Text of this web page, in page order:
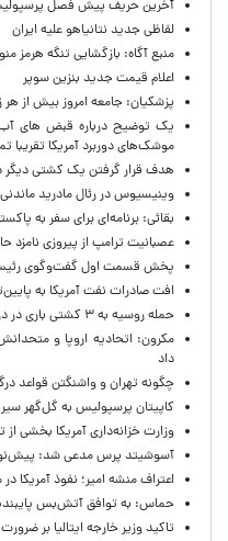
آخرین حریف پیش فصل
لفاظی جدید نتانیاهو علیه ایران
منبع آگاه: بازگشایی تنگه هرمز
اعلام قیمت جدید بنزین سوپر
پزشکیان: جامعه امروز بیش از هر
یک توضیح درباره قبض های آب
موشک‌های دوربرد آمریکا تقریبا
هدف قرار گرفتن یک کشتی
وینیسیوس در رئال مادرید
بقائی: برنامه‌ای برای سفر به
عصبانیت ترامپ از پیروزی
پخش قسمت اول گفت‌وگوی
افت صادرات نفت آمریکا به پایین‌ترین
حمله روسیه به ۳ کشتی باری در دریای سیاه
مکرون: اتحادیه اروپا و
داد
چگونه تهران و واشنگتن قواعد
کاپیتان پرسپولیس به گل‌گهر
وزارت خزانه‌داری آمریکا بخشی از
آسوشیتد پرس مدعی شد:
اعتراف منشه امیر؛ نفوذ آمریکا
حماس: به توافق آتش‌بس
تاکید وزیر خارجه ایتالیا بر